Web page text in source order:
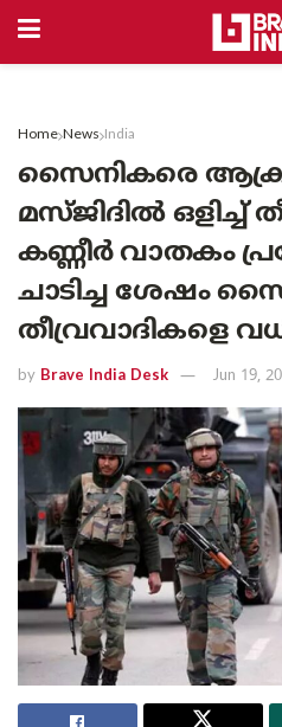
Home News India
സൈനികരെ
മസ്ജിദിൽ ഒളിച്ച്
കണ്ണീർ വാതകം
ചാടിച്ച ശേഷം
തീവ്രവാദികളെ
by Brave India Desk Jun 19,